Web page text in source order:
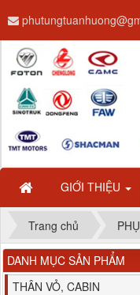
GIỚI THIỆU
Trang chủ
DANH MỤC SẢN PHẨM
THÂN VỎ, CABIN
Dây ga CAMC H08 dài
2.68m
Bình nước phụ
Chenglong hải âu...